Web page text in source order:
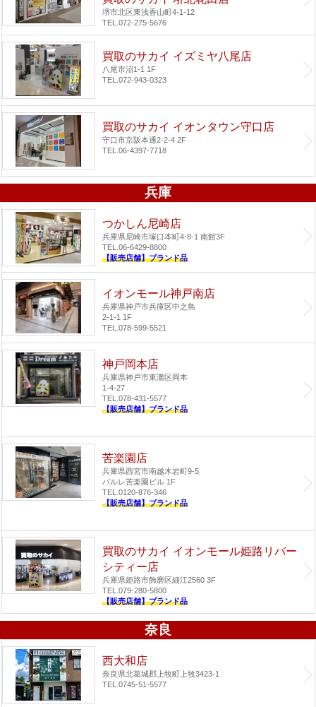
堺市北区東浅香山町4-1-12
TEL.072-275-5676
買取のサカイ イズミヤ八尾店
八尾市沼1-1 1F
TEL.072-943-0323
買取のサカイ イオンタウン守口店
守口市京阪本通2-2-4 2F
TEL.06-4397-7718
兵庫
つかしん尼崎店
兵庫県尼崎市塚口本町4-8-1 南館3F
TEL.06-6429-8800
【販売店舗】ブランド品
イオンモール神戸南店
兵庫県神戸市兵庫区中之島
2-1-1 1F
TEL.078-599-5521
神戸岡本店
兵庫県神戸市東灘区岡本
1-4-27
TEL.078-431-5577
【販売店舗】ブランド品
苦楽園店
兵庫県西宮市南越木岩町9-5
パルレ苦楽園ビル 1F
TEL.0120-876-346
【販売店舗】ブランド品
買取のサカイ イオンモール姫路リバー
シティー店
兵庫県姫路市飾磨区細江2560 3F
TEL.079-280-5800
【販売店舗】ブランド品
奈良
西大和店
奈良県北葛城郡上牧町上牧3423-1
TEL.0745-51-5577